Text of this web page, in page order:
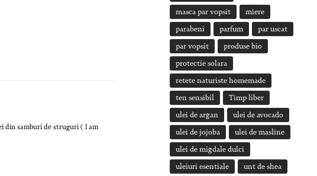
din samburi de struguri ( l am
masca par vopsit miere
parabeni parfum par uscat
par vopsit produse bio
protectie solara
retete naturiste homemade
ten sensibil Timp liber
ulei de argan ulei de avocado
ulei de jojoba ulei de masline
ulei de migdale dulci
uleiuri esentiale unt de shea